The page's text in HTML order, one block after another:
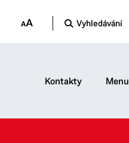
Vyhledávání
Kontakty Menu